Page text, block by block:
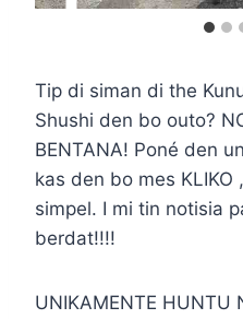
Tip di siman di the
Shushi den bo outo?
BENTANA! Poné den
kas den bo mes KLIKO
simpel. I mi tin notisia
berdat!!!!
UNIKAMENTE HUNTU